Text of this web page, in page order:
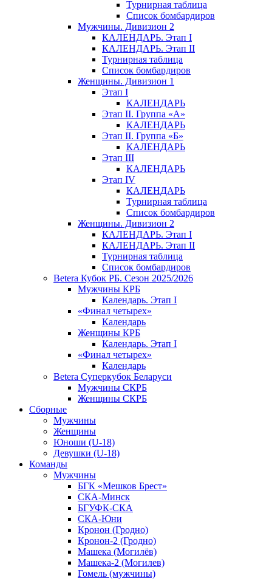
Турнирная таблица
Список бомбардиров
Мужчины. Дивизион 2
КАЛЕНДАРЬ. Этап I
КАЛЕНДАРЬ. Этап II
Турнирная таблица
Список бомбардиров
Женщины. Дивизион 1
Этап I
КАЛЕНДАРЬ
Этап II. Группа «А»
КАЛЕНДАРЬ
Этап II. Группа «Б»
КАЛЕНДАРЬ
Этап III
КАЛЕНДАРЬ
Этап IV
КАЛЕНДАРЬ
Турнирная таблица
Список бомбардиров
Женщины. Дивизион 2
КАЛЕНДАРЬ. Этап I
КАЛЕНДАРЬ. Этап II
Турнирная таблица
Список бомбардиров
Betera Кубок РБ. Сезон 2025/2026
Мужчины КРБ
Календарь. Этап I
«Финал четырех»
Календарь
Женщины КРБ
Календарь. Этап I
«Финал четырех»
Календарь
Betera Суперкубок Беларуси
Мужчины СКРБ
Женщины СКРБ
Сборные
Мужчины
Женщины
Юноши (U-18)
Девушки (U-18)
Команды
Мужчины
БГК «Мешков Брест»
СКА-Минск
БГУФК-СКА
СКА-Юни
Кронон (Гродно)
Кронон-2 (Гродно)
Машека (Могилёв)
Машека-2 (Могилев)
Гомель (мужчины)